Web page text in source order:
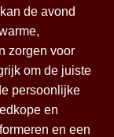
de avond
zorgen voor
om de juiste
persoonlijke
en
en een